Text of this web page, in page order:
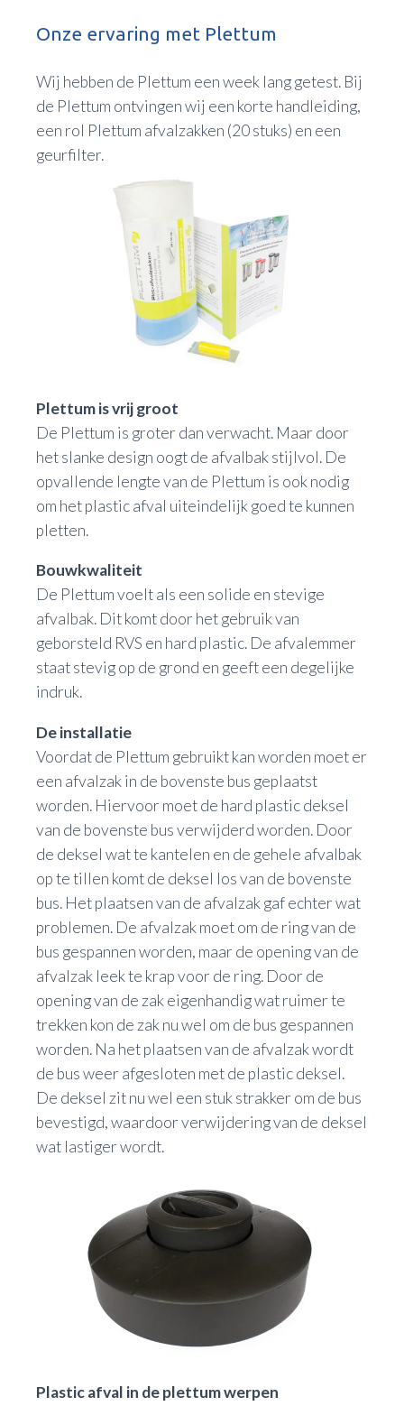
Onze ervaring met Plettum
Wij hebben de Plettum een week lang getest. Bij
de Plettum ontvingen wij een korte handleiding,
een rol Plettum afvalzakken (20 stuks) en een
geurfilter.
Plettum is vrij groot
De Plettum is groter dan verwacht. Maar door
het slanke design oogt de afvalbak stijlvol. De
opvallende lengte van de Plettum is ook nodig
om het plastic afval uiteindelijk goed te kunnen
pletten.
Bouwkwaliteit
De Plettum voelt als een solide en stevige
afvalbak. Dit komt door het gebruik van
geborsteld RVS en hard plastic. De afvalemmer
staat stevig op de grond en geeft een degelijke
indruk.
De installatie
Voordat de Plettum gebruikt kan worden moet er
een afvalzak in de bovenste bus geplaatst
worden. Hiervoor moet de hard plastic deksel
van de bovenste bus verwijderd worden. Door
de deksel wat te kantelen en de gehele afvalbak
op te tillen komt de deksel los van de bovenste
bus. Het plaatsen van de afvalzak gaf echter wat
problemen. De afvalzak moet om de ring van de
bus gespannen worden, maar de opening van de
afvalzak leek te krap voor de ring. Door de
opening van de zak eigenhandig wat ruimer te
trekken kon de zak nu wel om de bus gespannen
worden. Na het plaatsen van de afvalzak wordt
de bus weer afgesloten met de plastic deksel.
De deksel zit nu wel een stuk strakker om de bus
bevestigd, waardoor verwijdering van de deksel
wat lastiger wordt.
Plastic afval in de plettum werpen